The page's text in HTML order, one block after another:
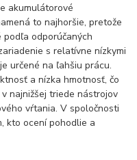
akumulátorové
to najhoršie, pretože
odporúčaných
s relatívne nízkymi
určené na ľahšiu prácu.
a nízka hmotnosť, čo
najnižšej triede nástrojov
vŕtania. V spoločnosti
kto ocení pohodlie a